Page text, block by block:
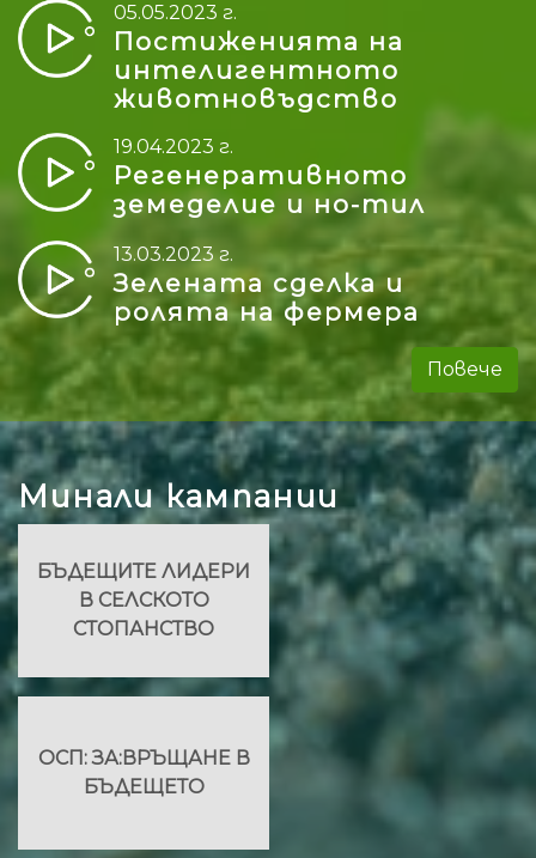
05.05.2023 г.
Постиженията на
интелигентното
животновъдство
19.04.2023 г.
Регенеративното
земеделие и но-тил
13.03.2023 г.
Зелената сделка и
ролята на фермера
Повече
Минали кампании
БЪДЕЩИТЕ ЛИДЕРИ
В СЕЛСКОТО
СТОПАНСТВО
ОСП: ЗА:ВРЪЩАНЕ В
БЪДЕЩЕТО